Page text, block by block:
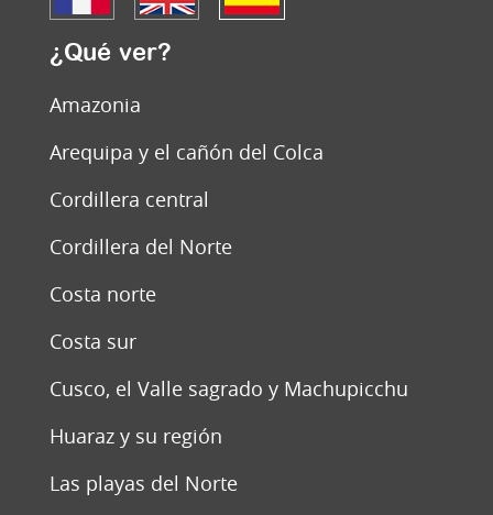
¿Qué ver?
Amazonia
Arequipa y el cañón del Colca
Cordillera central
Cordillera del Norte
Costa norte
Costa sur
Cusco, el Valle sagrado y Machupicchu
Huaraz y su región
Las playas del Norte